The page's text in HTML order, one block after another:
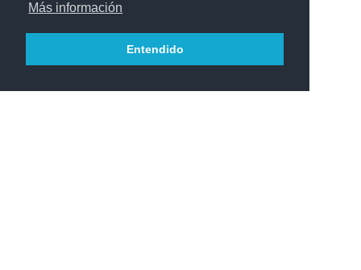
Más información
Entendido
Martínez Esteban, Andrés